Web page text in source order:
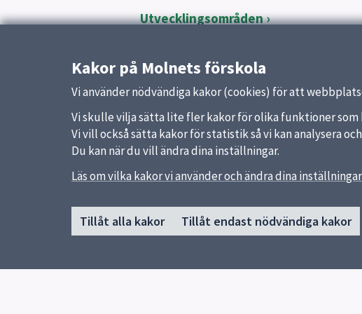
Utvecklingsområden
Introduktion förskola
Kakor på Molnets förskola
Vi använder nödvändiga kakor (cookies) för att
Vi skulle vilja sätta lite fler kakor för olika funktioner som
Vi vill också sätta kakor för statistik så vi kan analysera
Du kan när du vill ändra dina inställningar.
Läs om vilka kakor vi använder och ändra dina inställningar
Tillåt alla kakor Tillåt endast nödvändiga kakor
SidfotHuvudmeny
Start
Snabblänkar
Uppsala kommun